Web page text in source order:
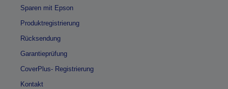
Sparen mit Epson
Produktregistrierung
Rücksendung
Garantieprüfung
CoverPlus- Registrierung
Kontakt